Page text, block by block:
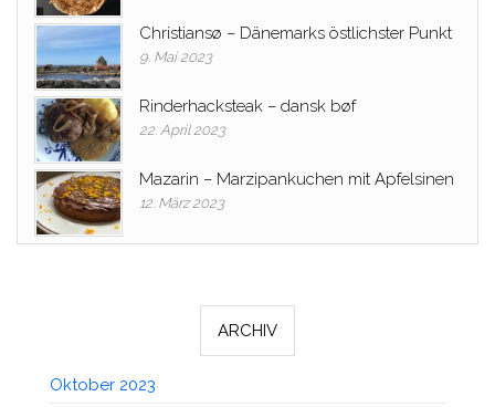
Christiansø – Dänemarks östlichster Punkt
9. Mai 2023
Rinderhacksteak – dansk bøf
22. April 2023
Mazarin – Marzipankuchen mit Apfelsinen
12. März 2023
ARCHIV
Oktober 2023